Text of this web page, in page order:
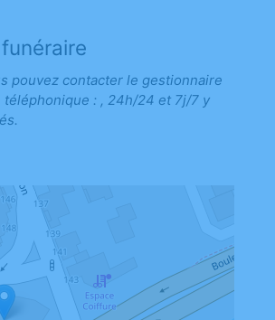
pouvez contacter le gestionnaire
: , 24h/24 et 7j/7 y